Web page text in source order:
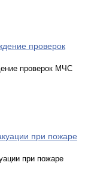
проверок
проверок МЧС
при пожаре
при пожаре